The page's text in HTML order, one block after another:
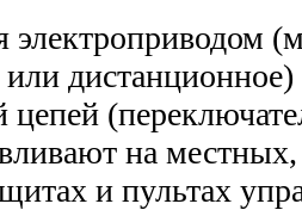
электроприводом
или
цепей
на местных,
и пультах